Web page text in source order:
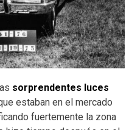
sorprendentes luces
estaban en el mercado
fuertemente la zona